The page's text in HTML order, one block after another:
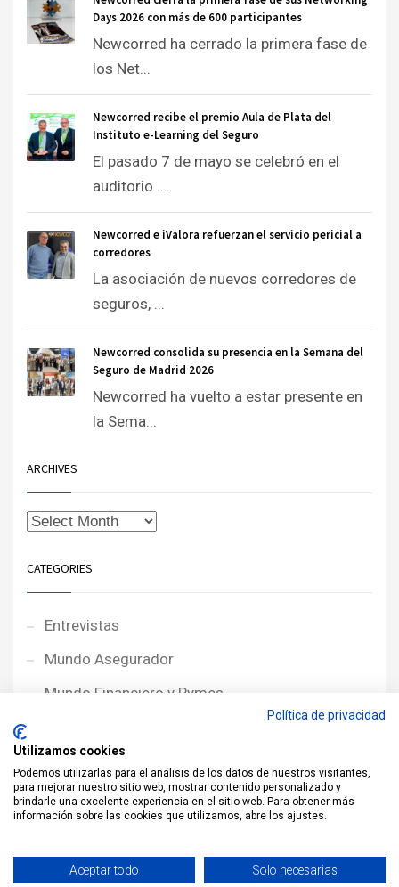
Days 2026 con más de 600 participantes
Newcorred ha cerrado la primera fase de
los Net...
Newcorred recibe el premio Aula de Plata del
Instituto e-Learning del Seguro
El pasado 7 de mayo se celebró en el
auditorio ...
Newcorred e iValora refuerzan el servicio pericial a
corredores
La asociación de nuevos corredores de
seguros, ...
Newcorred consolida su presencia en la Semana del
Seguro de Madrid 2026
Newcorred ha vuelto a estar presente en
la Sema...
ARCHIVES
CATEGORIES
Entrevistas
Mundo Asegurador
Mundo Financiero y Pymes
Noticias NewcorRED
Protagonistas
Sin categoría
Política de privacidad
Utilizamos cookies
Podemos utilizarlas para el análisis de los datos de nuestros visitantes,
para mejorar nuestro sitio web, mostrar contenido personalizado y
brindarle una excelente experiencia en el sitio web. Para obtener más
información sobre las cookies que utilizamos, abre los ajustes.
Aceptar todo Solo necesarias